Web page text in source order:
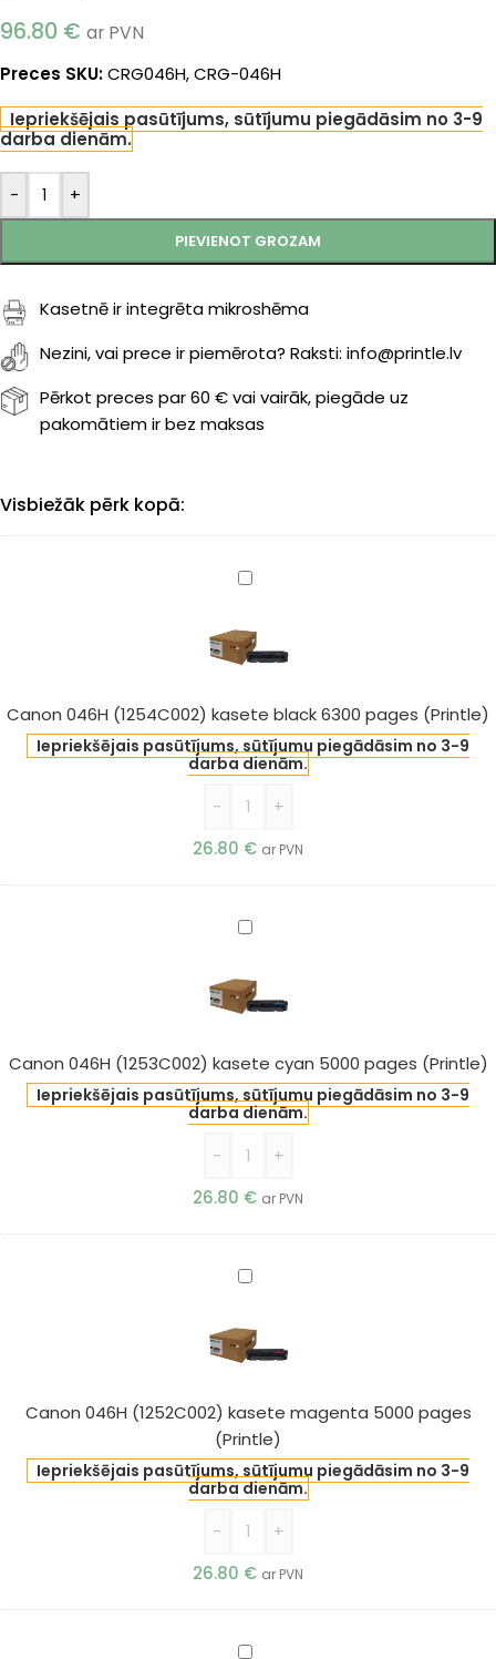
96.80 € ar PVN
Preces SKU:CRG046H, CRG-046H
Iepriekšējais pasūtījums, sūtījumu piegādāsim no 3-9
darba dienām.
- +
PIEVIENOT GROZAM
Kasetnē ir integrēta mikroshēma
Nezini, vai prece ir piemērota? Raksti: info@printle.lv
Pērkot preces par 60 € vai vairāk, piegāde uz
pakomātiem ir bez maksas
Visbiežāk pērk kopā:
Canon
(1254C002)
kasete
6300
pages
(Printle)
Canon 046H (1254C002) kasete black 6300 pages (Printle)
Iepriekšējais pasūtījums, sūtījumu piegādāsim no 3-9
darba dienām.
-
+
26.80 € ar PVN
Canon
(1253C002)
kasete
5000
pages
(Printle)
Canon 046H (1253C002) kasete cyan 5000 pages (Printle)
Iepriekšējais pasūtījums, sūtījumu piegādāsim no 3-9
darba dienām.
-
+
26.80 € ar PVN
Canon
(1252C002)
kasete
5000
pages
(Printle)
Canon 046H (1252C002) kasete magenta 5000 pages
(Printle)
Iepriekšējais pasūtījums, sūtījumu piegādāsim no 3-9
darba dienām.
-
+
26.80 € ar PVN
Canon